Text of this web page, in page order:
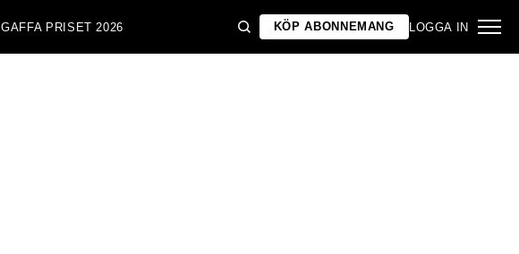
GAFFA PRISET 2026 KÖP ABONNEMANG LOGGA IN